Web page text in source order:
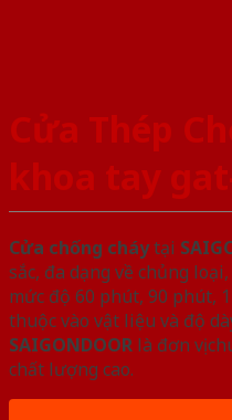
Cửa Thép
khoa tay
Cửa chống cháytại
sắc, đa dạng về chủng
mức độ 60 phút, 90 phút,
thuộc vào vật liệu và độ
SAIGONDOOR là đơn vị
chất lượng cao.